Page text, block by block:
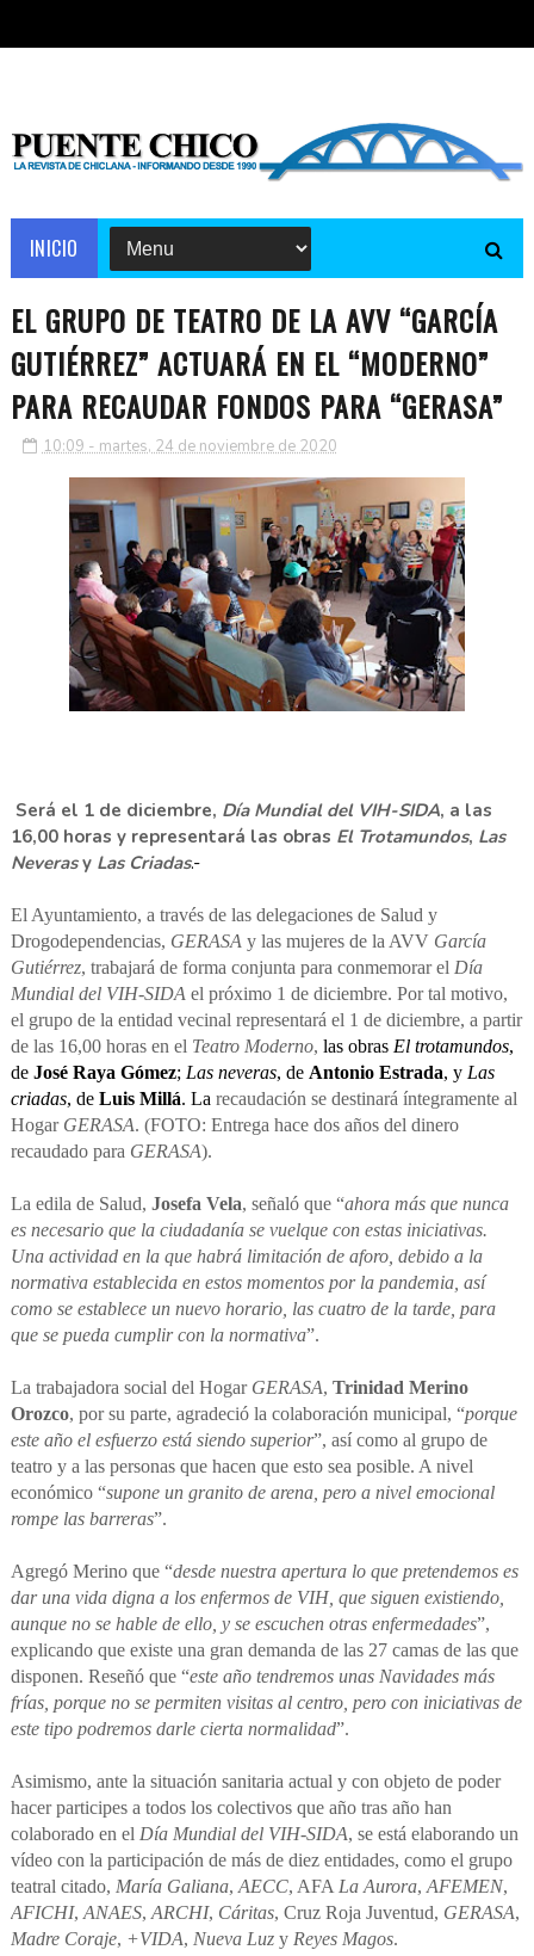
INICIO
EL GRUPO DE TEATRO DE LA AVV “GARCÍA
GUTIÉRREZ” ACTUARÁ EN EL “MODERNO”
PARA RECAUDAR FONDOS PARA “GERASA”
10:09 - martes, 24 de noviembre de 2020
Será el 1 de diciembre, Día Mundial del VIH-SIDA, a las
16,00 horas y representará las obras El Trotamundos, Las
Neverasy Las Criadas.-
El Ayuntamiento, a través de las delegaciones de Salud y
Drogodependencias, GERASA y las mujeres de la AVV García
Gutiérrez, trabajará de forma conjunta para conmemorar el Día
Mundial del VIH-SIDA el próximo 1 de diciembre. Por tal motivo,
el grupo de la entidad vecinal representará el 1 de diciembre, a partir
de las 16,00 horas en el Teatro Moderno, las obras El trotamundos,
de José Raya Gómez; Las neveras, de Antonio Estrada, y Las
criadas, de Luis Millá. La recaudación se destinará íntegramente al
Hogar GERASA. (FOTO: Entrega hace dos años del dinero
recaudado para GERASA).
La edila de Salud, Josefa Vela, señaló que “ahora más que nunca
es necesario que la ciudadanía se vuelque con estas iniciativas.
Una actividad en la que habrá limitación de aforo, debido a la
normativa establecida en estos momentos por la pandemia, así
como se establece un nuevo horario, las cuatro de la tarde, para
que se pueda cumplir con la normativa”.
La trabajadora social del Hogar GERASA, Trinidad Merino
Orozco, por su parte, agradeció la colaboración municipal, “porque
este año el esfuerzo está siendo superior”, así como al grupo de
teatro y a las personas que hacen que esto sea posible. A nivel
económico “supone un granito de arena, pero a nivel emocional
rompe las barreras”.
Agregó Merino que “desde nuestra apertura lo que pretendemos es
dar una vida digna a los enfermos de VIH, que siguen existiendo,
aunque no se hable de ello, y se escuchen otras enfermedades”,
explicando que existe una gran demanda de las 27 camas de las que
disponen. Reseñó que “este año tendremos unas Navidades más
frías, porque no se permiten visitas al centro, pero con iniciativas de
este tipo podremos darle cierta normalidad”.
Asimismo, ante la situación sanitaria actual y con objeto de poder
hacer participes a todos los colectivos que año tras año han
colaborado en el Día Mundial del VIH-SIDA, se está elaborando un
vídeo con la participación de más de diez entidades, como el grupo
teatral citado, María Galiana, AECC, AFA La Aurora, AFEMEN,
AFICHI, ANAES, ARCHI, Cáritas, Cruz Roja Juventud, GERASA,
Madre Coraje, +VIDA, Nueva Luz y Reyes Magos.